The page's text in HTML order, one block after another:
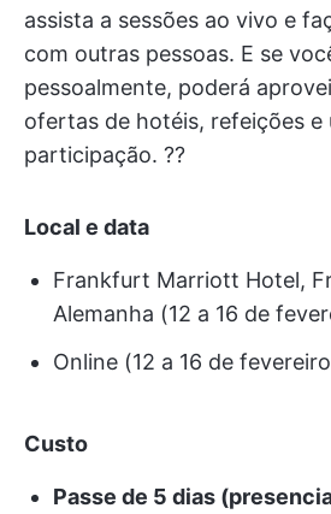
assista a sessões ao vivo e
com outras pessoas. E se
pessoalmente, poderá
ofertas de hotéis, refeições
participação. ?‍?
Local e data
Frankfurt Marriott Hotel,
Alemanha (12 a 16 de
Online (12 a 16 de
Custo
Passe de 5 dias